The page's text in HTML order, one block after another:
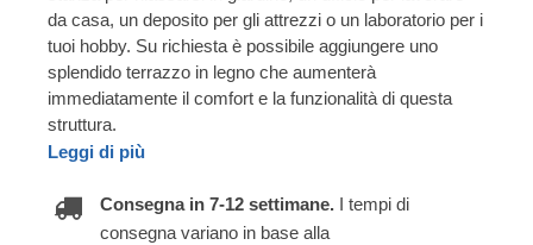
da casa, un deposito per gli attrezzi o un laboratorio per i
tuoi hobby. Su richiesta è possibile aggiungere uno
splendido terrazzo in legno che aumenterà
immediatamente il comfort e la funzionalità di questa
struttura.
Leggi di più
Consegna in 7-12 settimane. I tempi di
consegna variano in base alla